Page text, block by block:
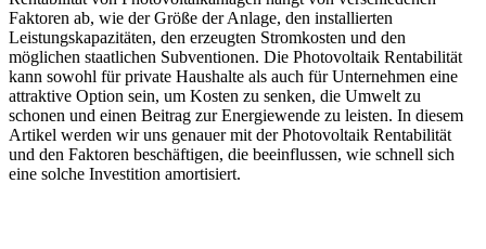
Faktoren ab, wie der Größe der Anlage, den installierten
Leistungskapazitäten, den erzeugten Stromkosten und den
möglichen staatlichen Subventionen. Die Photovoltaik Rentabilität
kann sowohl für private Haushalte als auch für Unternehmen eine
attraktive Option sein, um Kosten zu senken, die Umwelt zu
schonen und einen Beitrag zur Energiewende zu leisten. In diesem
Artikel werden wir uns genauer mit der Photovoltaik Rentabilität
und den Faktoren beschäftigen, die beeinflussen, wie schnell sich
eine solche Investition amortisiert.